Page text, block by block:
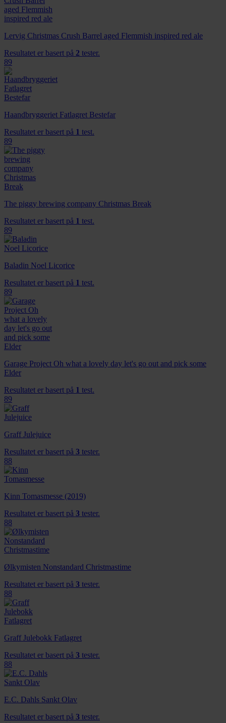
Lervig Christmas Crush Barrel aged Flemmish inspired red ale
Resultatet er basert på 2 tester.
89
Haandbryggeriet Fatlagret Bestefar
Resultatet er basert på 1 test.
89
The piggy brewing company Christmas Break
Resultatet er basert på 1 test.
89
Baladin Noel Licorice
Resultatet er basert på 1 test.
89
Garage Project Oh what a lovely day let's go out and pick some
Elder
Resultatet er basert på 1 test.
89
Graff Julejuice
Resultatet er basert på 3 tester.
88
Kinn Tomasmesse (2019)
Resultatet er basert på 3 tester.
88
Ølkymisten Nonstandard Christmastime
Resultatet er basert på 3 tester.
88
Graff Julebokk Fatlagret
Resultatet er basert på 3 tester.
88
E.C. Dahls Sankt Olav
Resultatet er basert på 3 tester.